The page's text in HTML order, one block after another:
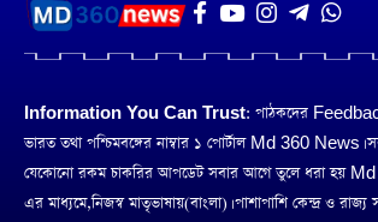
Information You Can Trust: পাঠকদের
ভারত তথা পশ্চিমবঙ্গের নাম্বার ১ পোর্টাল Md 360 News।
যেকোনো রকম চাকরির আপডেট সবার আগে তুলে ধরা হয়
এর মাধ্যমে,নিজস্ব মাতৃভাষায়(বাংলা)। পাশাপাশি কেন্দ্র ও